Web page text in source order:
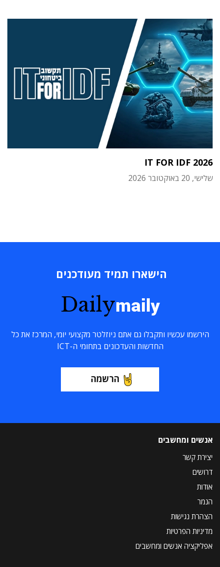
IT FOR IDF 2026
שלישי, 20 באוקטובר 2026
הישארו תמיד מעודכנים
Dailymaily
הירשמו עכשיו ותקבלו גם אתם ניוזלטר מקצועי יומי, המרכז את כל
החדשות והעדכונים בתחומי ה-ICT
הרשמה
אנשים ומחשבים
יצירת קשר
דרושים
אודות
הנמר
הצהרת נגישות
מדיניות הפרטיות
אפליקציה אנשים ומחשבים